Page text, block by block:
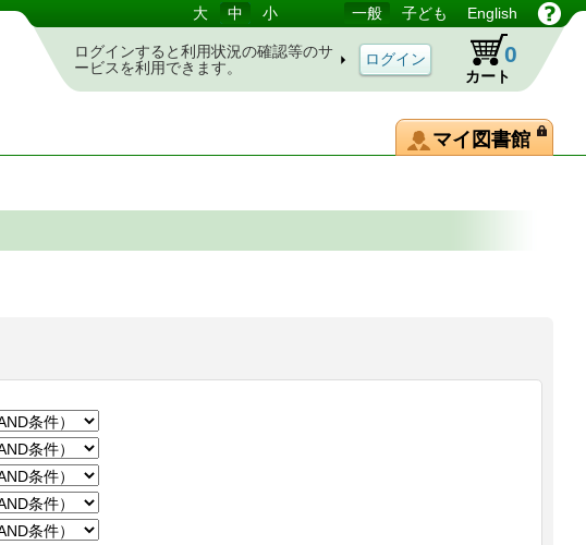
大 中 小 一般 子ども English
ログインすると利用状況の確認等のサ
ービスを利用できます。
カート
0
マイ図書館